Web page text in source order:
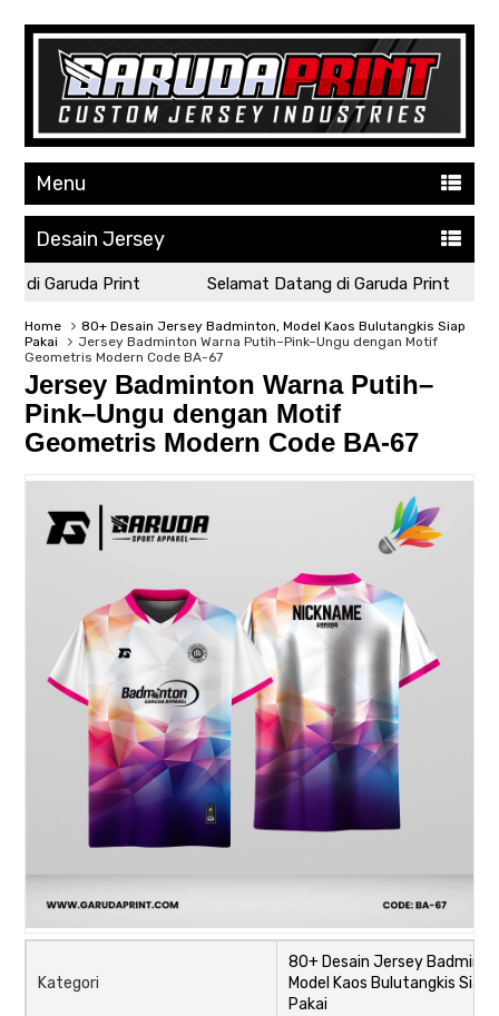
Menu
Desain Jersey
Garuda Print Selamat Datang di Garuda Print
Home
80+ Desain Jersey Badminton, Model Kaos Bulutangkis Siap
Pakai
Jersey Badminton Warna Putih–Pink–Ungu dengan Motif
Geometris Modern Code BA-67
Jersey Badminton Warna Putih–
Pink–Ungu dengan Motif
Geometris Modern Code BA-67
Kategori
80+ Desain Jersey
Model Kaos Bulutangkis Siap
Pakai